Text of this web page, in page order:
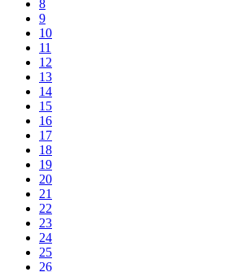
8
9
10
11
12
13
14
15
16
17
18
19
20
21
22
23
24
25
26